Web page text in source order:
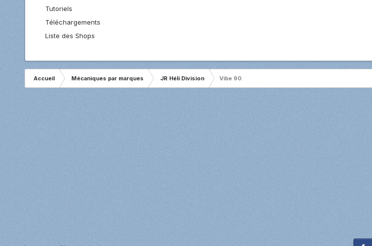
Tutoriels
Téléchargements
Liste des Shops
Accueil Mécaniques par marques JR Héli Division Vibe 90